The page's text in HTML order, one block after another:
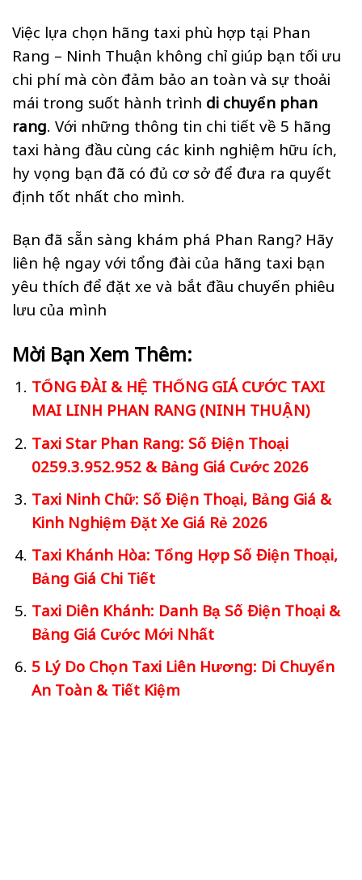
Việc lựa chọn hãng taxi phù hợp tại Phan
Rang – Ninh Thuận không chỉ giúp bạn tối ưu
chi phí mà còn đảm bảo an toàn và sự thoải
mái trong suốt hành trình di chuyển phan
rang. Với những thông tin chi tiết về 5 hãng
taxi hàng đầu cùng các kinh nghiệm hữu ích,
hy vọng bạn đã có đủ cơ sở để đưa ra quyết
định tốt nhất cho mình.
Bạn đã sẵn sàng khám phá Phan Rang? Hãy
liên hệ ngay với tổng đài của hãng taxi bạn
yêu thích để đặt xe và bắt đầu chuyến phiêu
lưu của mình
Mời Bạn Xem Thêm:
TỔNG ĐÀI & HỆ THỐNG GIÁ CƯỚC TAXI
MAI LINH PHAN RANG (NINH THUẬN)
Taxi Star Phan Rang: Số Điện Thoại
0259.3.952.952 & Bảng Giá Cước 2026
Taxi Ninh Chữ: Số Điện Thoại, Bảng Giá &
Kinh Nghiệm Đặt Xe Giá Rẻ 2026
Taxi Khánh Hòa: Tổng Hợp Số Điện Thoại,
Bảng Giá Chi Tiết
Taxi Diên Khánh: Danh Bạ Số Điện Thoại &
Bảng Giá Cước Mới Nhất
5 Lý Do Chọn Taxi Liên Hương: Di Chuyển
An Toàn & Tiết Kiệm